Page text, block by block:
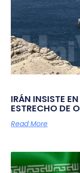
IRÁN INSISTE
ESTRECHO DE
Read More